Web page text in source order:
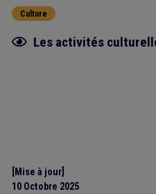
Culture
Fiche focus
Les activités
[Mise à jour]
10 Octobre 2025